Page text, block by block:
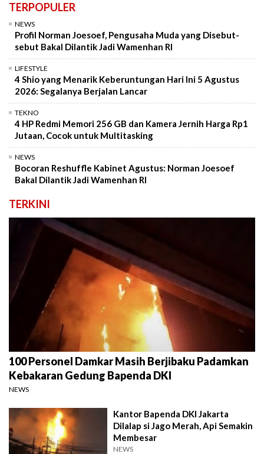
TERPOPULER
NEWS
Profil Norman Joesoef, Pengusaha Muda yang Disebut-
sebut Bakal Dilantik Jadi Wamenhan RI
LIFESTYLE
4 Shio yang Menarik Keberuntungan Hari Ini 5 Agustus
2026: Segalanya Berjalan Lancar
TEKNO
4 HP Redmi Memori 256 GB dan Kamera Jernih Harga Rp1
Jutaan, Cocok untuk Multitasking
NEWS
Bocoran Reshuffle Kabinet Agustus: Norman Joesoef
Bakal Dilantik Jadi Wamenhan RI
TERKINI
100 Personel Damkar Masih Berjibaku Padamkan
Kebakaran Gedung Bapenda DKI
NEWS
Kantor Bapenda DKI Jakarta
Dilalap si Jago Merah, Api Semakin
Membesar
NEWS